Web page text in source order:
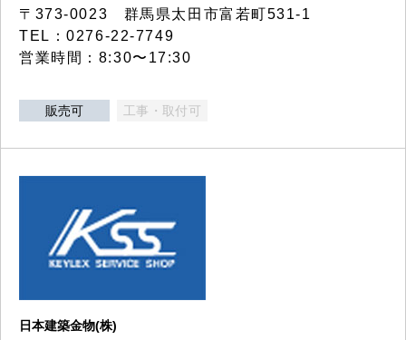
〒373-0023 群馬県太田市富若町531-1
TEL：0276-22-7749
営業時間：8:30〜17:30
販売可 工事・取付可
日本建築金物(株)